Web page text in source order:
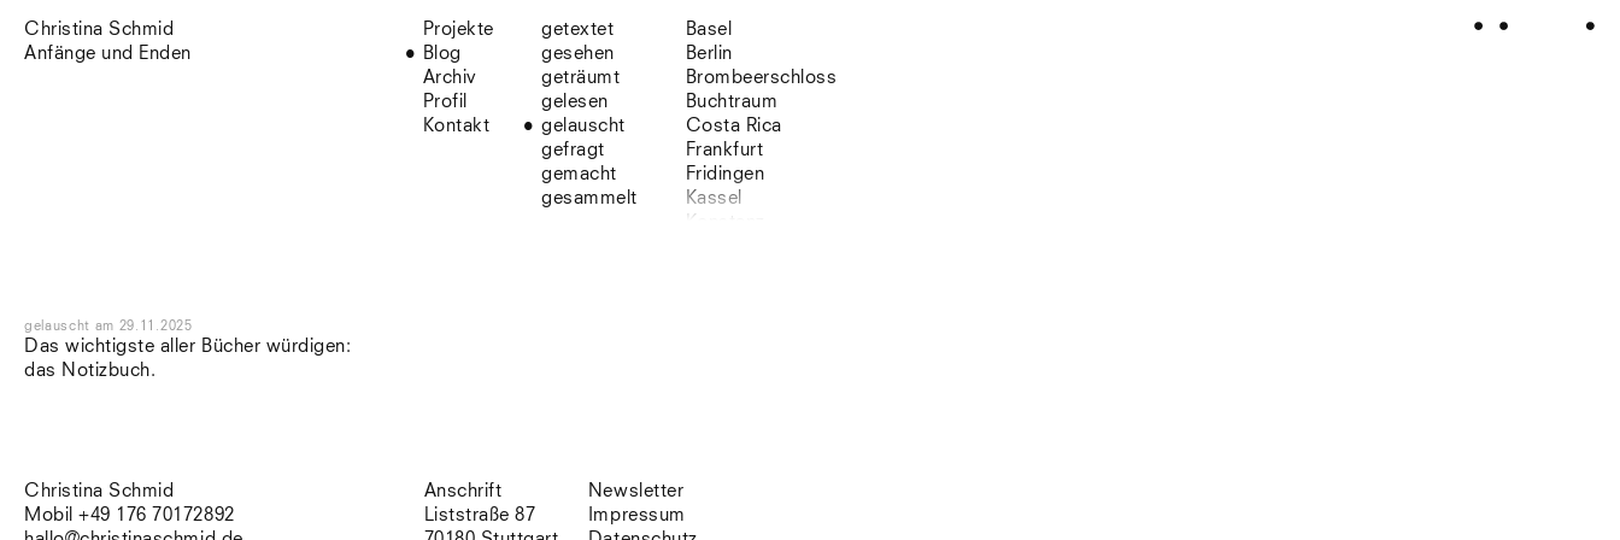
Christina Schmid
Anfänge und Enden
Projekte
Blog
Archiv
Profil
Kontakt
getextet
gesehen
geträumt
gelesen
gelauscht
gefragt
gemacht
gesammelt
Basel
Berlin
Brombeerschloss
Buchtraum
Costa Rica
Frankfurt
Fridingen
Kassel
Vellexon
Das wichtigste aller Bücher würdigen:
das Notizbuch.
gelauscht am 29.11.2025
Christina Schmid
Mobil +49 176 70172892
Anschrift
Liststraße 87
Newsletter
Impressum